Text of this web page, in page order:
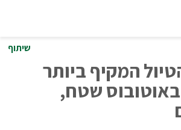
שיתוף
המקיף ביותר
שטח,